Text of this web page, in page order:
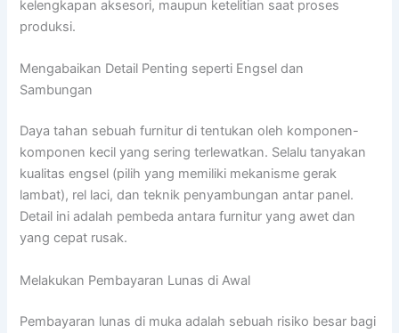
kelengkapan aksesori, maupun ketelitian saat proses
produksi.
Mengabaikan Detail Penting seperti Engsel dan
Sambungan
Daya tahan sebuah furnitur di tentukan oleh komponen-
komponen kecil yang sering terlewatkan. Selalu tanyakan
kualitas engsel (pilih yang memiliki mekanisme gerak
lambat), rel laci, dan teknik penyambungan antar panel.
Detail ini adalah pembeda antara furnitur yang awet dan
yang cepat rusak.
Melakukan Pembayaran Lunas di Awal
Pembayaran lunas di muka adalah sebuah risiko besar bagi